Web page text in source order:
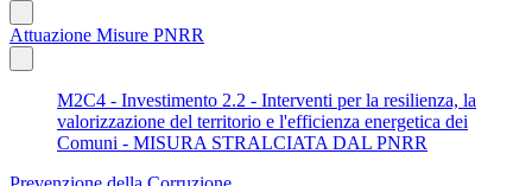
Attuazione Misure PNRR
M2C4 - Investimento 2.2 - Interventi per la resilienza, la
valorizzazione del territorio e l'efficienza energetica dei
Comuni - MISURA STRALCIATA DAL PNRR